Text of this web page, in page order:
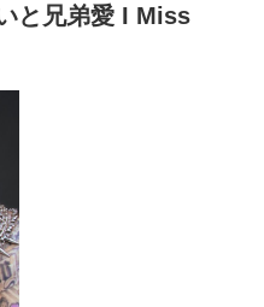
と兄弟愛 I Miss